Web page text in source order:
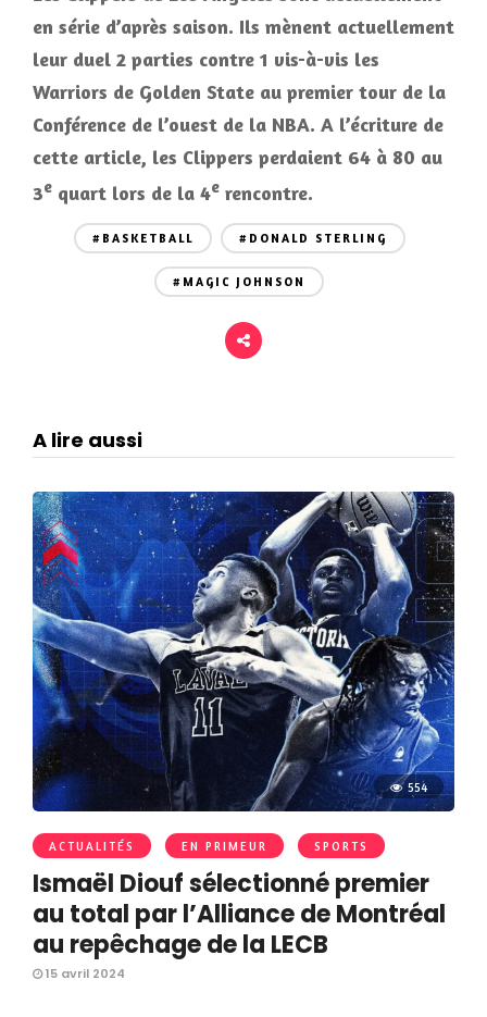
en série d’après saison. Ils mènent actuellement
leur duel 2 parties contre 1 vis-à-vis les
Warriors de Golden State au premier tour de la
Conférence de l’ouest de la NBA. A l’écriture de
cette article, les Clippers perdaient 64 à 80 au
3e quart lors de la 4e rencontre.
#BASKETBALL #DONALD STERLING
#MAGIC JOHNSON
A lire aussi
554
ACTUALITÉS EN PRIMEUR SPORTS
Ismaël Diouf sélectionné premier
au total par l’Alliance de Montréal
au repêchage de la LECB
15 avril 2024